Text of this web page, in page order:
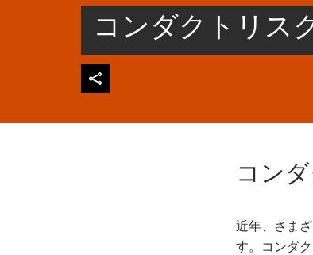
breadcrumbコンダクトリス
コン
近年、さま
す。コンダ